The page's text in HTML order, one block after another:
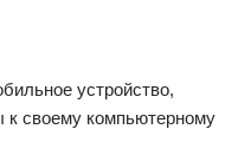
устройство,
к своему компьютерному